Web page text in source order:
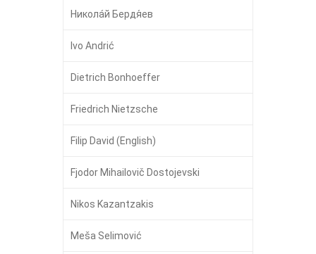
Никола́й Бердя́ев
Ivo Andrić
Dietrich Bonhoeffer
Friedrich Nietzsche
Filip David (English)
Fjodor Mihailovič Dostojevski
Nikos Kazantzakis
Meša Selimović